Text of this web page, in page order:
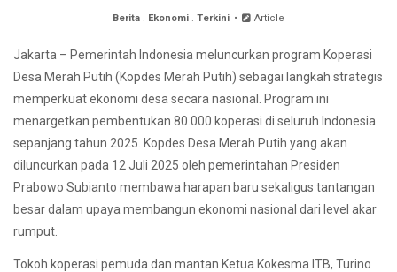
Berita. Ekonomi. Terkini Article
Jakarta – Pemerintah Indonesia meluncurkan program Koperasi
Desa Merah Putih (Kopdes Merah Putih) sebagai langkah strategis
memperkuat ekonomi desa secara nasional. Program ini
menargetkan pembentukan 80.000 koperasi di seluruh Indonesia
sepanjang tahun 2025. Kopdes Desa Merah Putih yang akan
diluncurkan pada 12 Juli 2025 oleh pemerintahan Presiden
Prabowo Subianto membawa harapan baru sekaligus tantangan
besar dalam upaya membangun ekonomi nasional dari level akar
rumput.
Tokoh koperasi pemuda dan mantan Ketua Kokesma ITB, Turino